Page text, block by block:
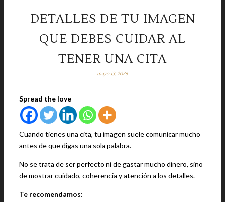
DETALLES DE TU IMAGEN
QUE DEBES CUIDAR AL
TENER UNA CITA
mayo 13, 2026
Spread the love
Cuando tienes una cita, tu imagen suele comunicar mucho
antes de que digas una sola palabra.
No se trata de ser perfecto ni de gastar mucho dinero, sino
de mostrar cuidado, coherencia y atención a los detalles.
Te recomendamos: